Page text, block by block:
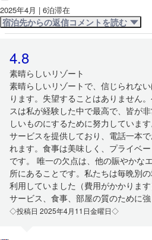
2025年4月 | 6泊滞在
宿泊先からの返信コメントを読む
4.8
素晴らしいリゾート
素晴らしいリゾートで、信じられな
ります。失望することはありません
スは私が経験した中で最高で、皆が
しいものにするために努力していま
サービスを提供しており、電話一本
れます。食事は美味しく、プライベ
です。 唯一の欠点は、他の賑やかな
所にあることです。私たちは毎晩別
利用していました（費用がかかりま
サービス、食事、部屋の質のために強
◇投稿日 2025年4月11日金曜日◇